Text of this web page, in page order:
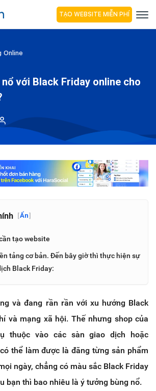
TẠO WEBSITE MIỄN PHÍ
Online
với Black Friday online cho
[Ẩn]
tạo website
tảng cơ bản. Đến bây giờ thì thực hiện sự
Black Friday:
và đang rần rần với xu hướng Black
và mạng xã hội. Thế nhưng shop của
thuộc vào các sàn giao dịch hoặc
thể làm được là đăng từng sản phẩm
ngày, chẳng có màu sắc Black Friday
bạn thì bao nhiêu là ý tưởng bùng nổ.